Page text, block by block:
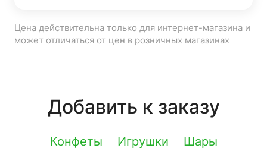
Цена действительна только для интернет-магазина и
может отличаться от цен в розничных магазинах
Добавить к заказу
Конфеты Игрушки Шары